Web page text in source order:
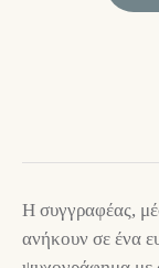
Η συγγραφέας,
ανήκουν σε ένα